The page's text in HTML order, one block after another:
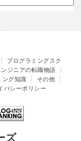
プログラミングスク
ンジニアの転職物語
ング知識
その他
バシーポリシー
ズ